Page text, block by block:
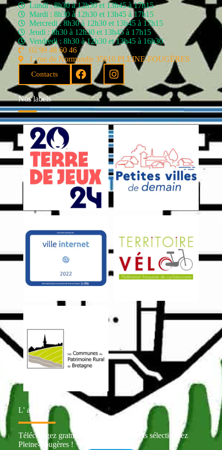
Lundi : 8h30 à 12h30 et 13h45 à 17h15
Mardi : 8h30 à 12h30 et 13h45 à 17h15
Mercredi : 8h30 à 12h30 et 13h45 à 17h15
Jeudi : 8h30 à 12h30 et 13h45 à 17h15
Vendredi : 8h30 à 12h30 et 13h45 à 16h30
02 99 48 60 46
1, rue de Normandie 35610 PLEINE-FOUGÈRES
Contacts
Nos labels
L' appli
Téléchargez gratuitement Intramuros puis sélectionnez
Pleine-Fougères !